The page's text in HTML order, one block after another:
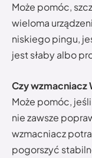
Może pomóc,
wieloma
niskiego pingu,
jest słaby albo
Czy wzmacniacz
Może pomóc,
nie zawsze
wzmacniacz
pogorszyć